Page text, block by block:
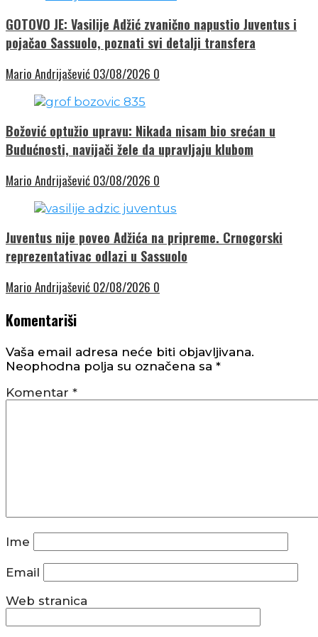
GOTOVO JE: Vasilije Adžić zvanično napustio Juventus i
pojačao Sassuolo, poznati svi detalji transfera
Mario Andrijašević 03/08/2026 0
Božović optužio upravu: Nikada nisam bio srećan u
Budućnosti, navijači žele da upravljaju klubom
Mario Andrijašević 03/08/2026 0
Juventus nije poveo Adžića na pripreme. Crnogorski
reprezentativac odlazi u Sassuolo
Mario Andrijašević 02/08/2026 0
Komentariši
Vaša email adresa neće biti objavljivana.
Neophodna polja su označena sa *
Komentar *
Ime
Email
Web stranica